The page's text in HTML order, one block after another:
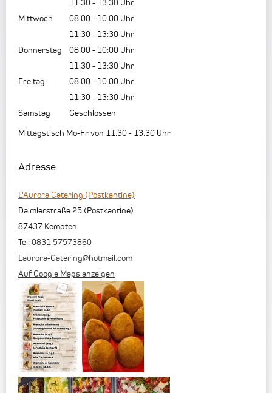
11:30- 13:30 Uhr
Mittwoch
08:00- 10:00 Uhr
11:30- 13:30 Uhr
Donnerstag
08:00- 10:00 Uhr
11:30- 13:30 Uhr
Freitag
08:00- 10:00 Uhr
11:30- 13:30 Uhr
Samstag
Geschlossen
Mittagstisch Mo-Fr von 11.30 - 13.30 Uhr
Adresse
L'Aurora Catering (Postkantine)
Daimlerstraße 25 (Postkantine)
87437 Kempten
Tel: 0831 57573860
Laurora-Catering@hotmail.com
Auf Google Maps anzeigen